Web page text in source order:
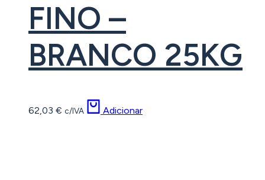
FINO –
BRANCO 25KG
62,03 € c/IVA Adicionar